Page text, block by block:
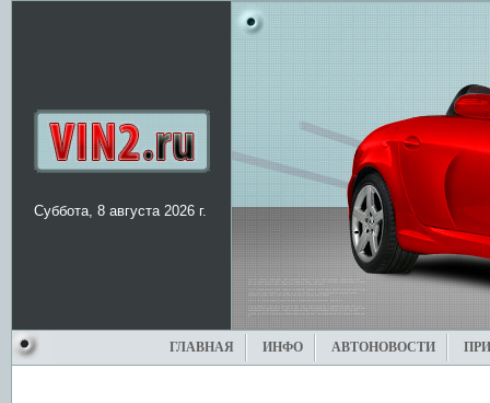
Суббота, 8 августа 2026 г.
ГЛАВНАЯ ИНФО АВТОНОВОСТИ